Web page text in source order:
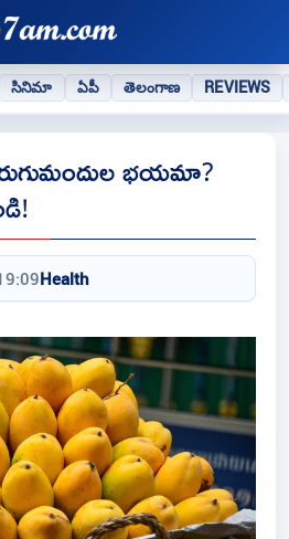
సినిమా ఏపీ తెలంగాణ REVIEWS
భయమా?
Health